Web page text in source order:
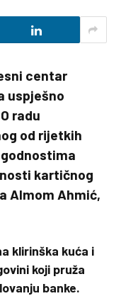
centar
uspješno
radu
od rijetkih
kartičnog
Almom Ahmić,
klirinška kuća i
koji pruža
banke.